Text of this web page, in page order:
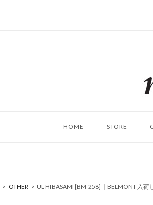
HOME STORE
> OTHER > UL HIBASAMI [BM-258]｜BELMONT 入荷